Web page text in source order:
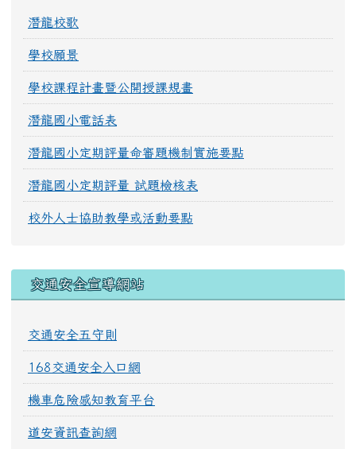
潛龍校歌
學校願景
學校課程計畫暨公開授課規畫
潛龍國小電話表
潛龍國小定期評量命審題機制實施要點
潛龍國小定期評量 試題檢核表
校外人士協助教學或活動要點
交通安全宣導網站
交通安全五守則
168交通安全入口網
機車危險感知教育平台
道安資訊查詢網